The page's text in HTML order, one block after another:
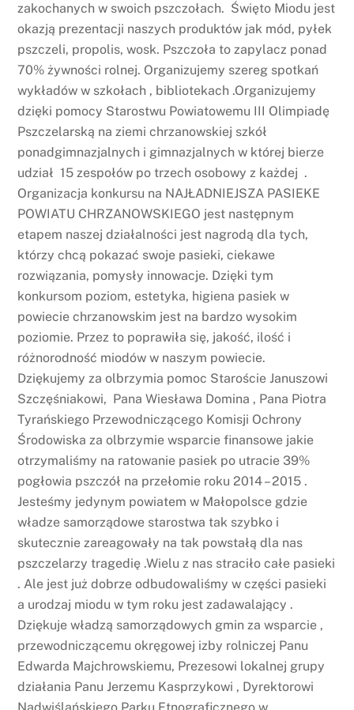
zakochanych w swoich pszczołach. Święto Miodu jest
okazją prezentacji naszych produktów jak mód, pyłek
pszczeli, propolis, wosk. Pszczoła to zapylacz ponad
70% żywności rolnej. Organizujemy szereg spotkań
wykładów w szkołach , bibliotekach .Organizujemy
dzięki pomocy Starostwu Powiatowemu III Olimpiadę
Pszczelarską na ziemi chrzanowskiej szkół
ponadgimnazjalnych i gimnazjalnych w której bierze
udział 15 zespołów po trzech osobowy z każdej .
Organizacja konkursu na NAJŁADNIEJSZA PASIEKE
POWIATU CHRZANOWSKIEGO jest następnym
etapem naszej działalności jest nagrodą dla tych,
którzy chcą pokazać swoje pasieki, ciekawe
rozwiązania, pomysły innowacje. Dzięki tym
konkursom poziom, estetyka, higiena pasiek w
powiecie chrzanowskim jest na bardzo wysokim
poziomie. Przez to poprawiła się, jakość, ilość i
różnorodność miodów w naszym powiecie.
Dziękujemy za olbrzymia pomoc Staroście Januszowi
Szczęśniakowi, Pana Wiesława Domina , Pana Piotra
Tyrańskiego Przewodniczącego Komisji Ochrony
Środowiska za olbrzymie wsparcie finansowe jakie
otrzymaliśmy na ratowanie pasiek po utracie 39%
pogłowia pszczół na przełomie roku 2014 – 2015 .
Jesteśmy jedynym powiatem w Małopolsce gdzie
władze samorządowe starostwa tak szybko i
skutecznie zareagowały na tak powstałą dla nas
pszczelarzy tragedię .Wielu z nas straciło całe pasieki
. Ale jest już dobrze odbudowaliśmy w części pasieki
a urodzaj miodu w tym roku jest zadawalający .
Dziękuje władzą samorządowych gmin za wsparcie ,
przewodniczącemu okręgowej izby rolniczej Panu
Edwarda Majchrowskiemu, Prezesowi lokalnej grupy
działania Panu Jerzemu Kasprzykowi , Dyrektorowi